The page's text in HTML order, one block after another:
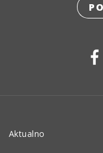
Aktualno